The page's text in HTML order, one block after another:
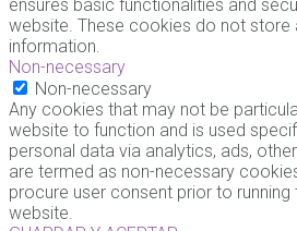
ensures basic functionalities and
website. These cookies do not store
information.
Non-necessary
Non-necessary
Any cookies that may not be
website to function and is used
personal data via analytics, ads,
are termed as non-necessary
procure user consent prior to
website.